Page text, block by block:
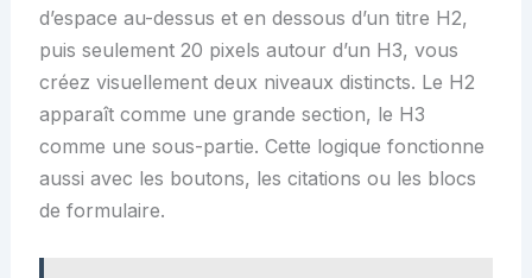
d’espace au-dessus et en dessous d’un titre H2,
puis seulement 20 pixels autour d’un H3, vous
créez visuellement deux niveaux distincts. Le H2
apparaît comme une grande section, le H3
comme une sous-partie. Cette logique fonctionne
aussi avec les boutons, les citations ou les blocs
de formulaire.